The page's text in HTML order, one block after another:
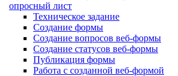
опросный лист
Техническое задание
Создание формы
Создание вопросов веб-формы
Создание статусов веб-формы
Публикация формы
Работа с созданной веб-формой